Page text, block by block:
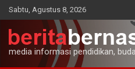
Skip
to
content
Sabtu, Agustus 8, 2026
media informasi pendidikan,